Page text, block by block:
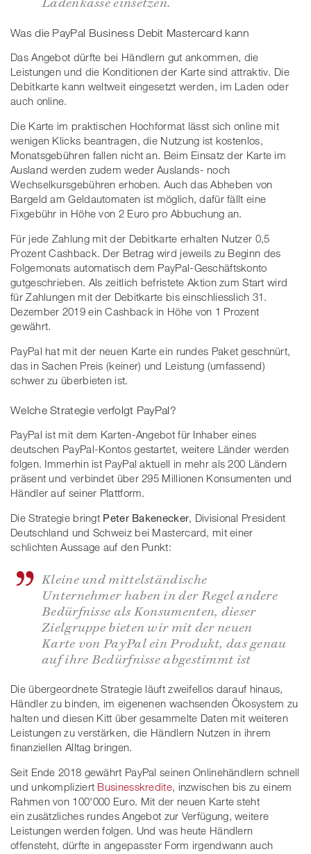
Was die PayPal Business Debit Mastercard kann
Das Angebot dürfte bei Händlern gut ankommen, die
Leistungen und die Konditionen der Karte sind attraktiv. Die
Debitkarte kann weltweit eingesetzt werden, im Laden oder
auch online.
Die Karte im praktischen Hochformat lässt sich online mit
wenigen Klicks beantragen, die Nutzung ist kostenlos,
Monatsgebühren fallen nicht an. Beim Einsatz der Karte im
Ausland werden zudem weder Auslands- noch
Wechselkursgebühren erhoben. Auch das Abheben von
Bargeld am Geldautomaten ist möglich, dafür fällt eine
Fixgebühr in Höhe von 2 Euro pro Abbuchung an.
Für jede Zahlung mit der Debitkarte erhalten Nutzer 0,5
Prozent Cashback. Der Betrag wird jeweils zu Beginn des
Folgemonats automatisch dem PayPal-Geschäftskonto
gutgeschrieben. Als zeitlich befristete Aktion zum Start wird
für Zahlungen mit der Debitkarte bis einschliesslich 31.
Dezember 2019 ein Cashback in Höhe von 1 Prozent
gewährt.
PayPal hat mit der neuen Karte ein rundes Paket geschnürt,
das in Sachen Preis (keiner) und Leistung (umfassend)
schwer zu überbieten ist.
Welche Strategie verfolgt PayPal?
PayPal ist mit dem Karten-Angebot für Inhaber eines
deutschen PayPal-Kontos gestartet, weitere Länder werden
folgen. Immerhin ist PayPal aktuell in mehr als 200 Ländern
präsent und verbindet über 295 Millionen Konsumenten und
Händler auf seiner Plattform.
Die Strategie bringt Peter Bakenecker, Divisional President
Deutschland und Schweiz bei Mastercard, mit einer
schlichten Aussage auf den Punkt:
Kleine und mittelständische
Unternehmer haben in der Regel andere
Bedürfnisse als Konsumenten, dieser
Zielgruppe bieten wir mit der neuen
Karte von PayPal ein Produkt, das genau
auf ihre Bedürfnisse abgestimmt ist
Die übergeordnete Strategie läuft zweifellos darauf hinaus,
Händler zu binden, im eigenenen wachsenden Ökosystem zu
halten und diesen Kitt über gesammelte Daten mit weiteren
Leistungen zu verstärken, die Händlern Nutzen in ihrem
finanziellen Alltag bringen.
Seit Ende 2018 gewährt PayPal seinen Onlinehändlern schnell
und unkompliziert Businesskredite, inzwischen bis zu einem
Rahmen von 100'000 Euro. Mit der neuen Karte steht
ein zusätzliches rundes Angebot zur Verfügung, weitere
Leistungen werden folgen. Und was heute Händlern
offensteht, dürfte in angepasster Form irgendwann auch